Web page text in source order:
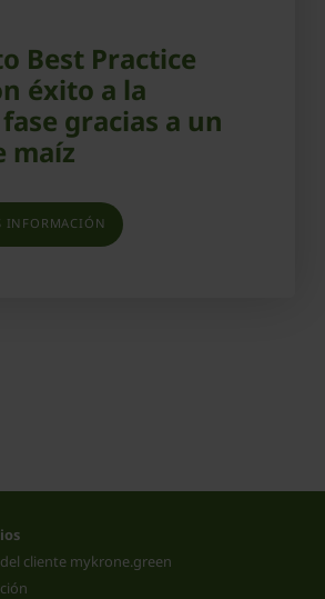
Best Practice
éxito a la
gracias a un
maíz
INFORMACIÓN
cliente mykrone.green